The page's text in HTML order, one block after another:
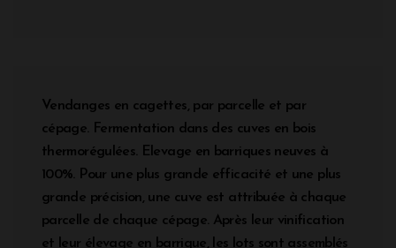
Vendanges en cagettes, par parcelle et par
cépage. Fermentation dans des cuves en bois
thermorégulées. Elevage en barriques neuves à
100%. Pour une plus grande efficacité et une plus
grande précision, une cuve est attribuée à chaque
parcelle de chaque cépage. Après leur vinification
et leur élevage en barrique, les lots sont assemblés